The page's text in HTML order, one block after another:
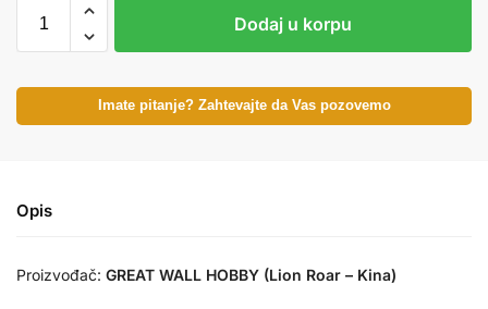
Dodaj u korpu
Imate pitanje? Zahtevajte da Vas pozovemo
Opis
Proizvođač: GREAT WALL HOBBY (Lion Roar – Kina)